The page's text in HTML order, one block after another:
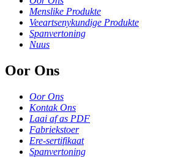
Menslike Produkte
Veeartsenykundige Produkte
Spanvertoning
Nuus
Oor Ons
Oor Ons
Kontak Ons
Laai af as PDF
Fabriekstoer
Ere-sertifikaat
Spanvertoning